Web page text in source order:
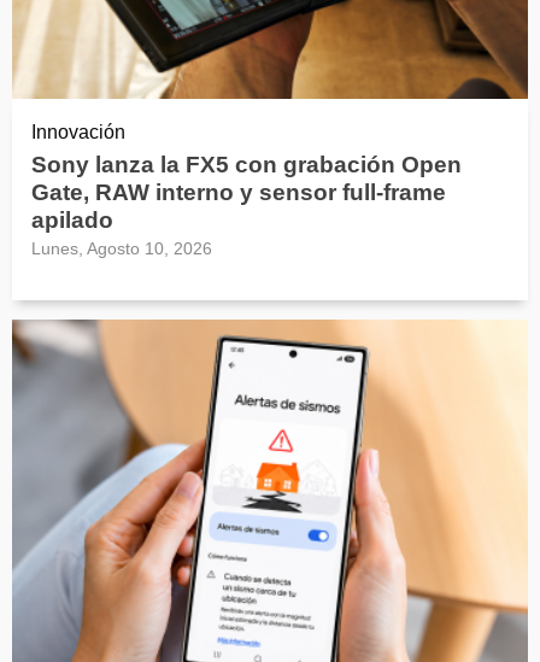
Innovación
Sony lanza la FX5 con grabación Open
Gate, RAW interno y sensor full-frame
apilado
Lunes, Agosto 10, 2026